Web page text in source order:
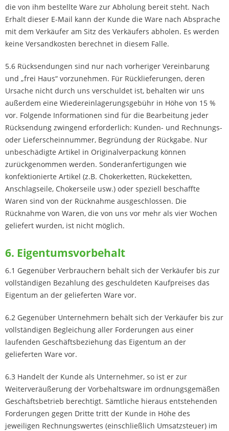
die von ihm bestellte Ware zur Abholung bereit steht. Nach
Erhalt dieser E-Mail kann der Kunde die Ware nach Absprache
mit dem Verkäufer am Sitz des Verkäufers abholen. Es werden
keine Versandkosten berechnet in diesem Falle.
5.6 Rücksendungen sind nur nach vorheriger Vereinbarung
und „frei Haus“ vorzunehmen. Für Rücklieferungen, deren
Ursache nicht durch uns verschuldet ist, behalten wir uns
außerdem eine Wiedereinlagerungsgebühr in Höhe von 15 %
vor. Folgende Informationen sind für die Bearbeitung jeder
Rücksendung zwingend erforderlich: Kunden- und Rechnungs-
oder Lieferscheinnummer, Begründung der Rückgabe. Nur
unbeschädigte Artikel in Originalverpackung können
zurückgenommen werden. Sonderanfertigungen wie
konfektionierte Artikel (z.B. Chokerketten, Rückeketten,
Anschlagseile, Chokerseile usw.) oder speziell beschaffte
Waren sind von der Rücknahme ausgeschlossen. Die
Rücknahme von Waren, die von uns vor mehr als vier Wochen
geliefert wurden, ist nicht möglich.
6. Eigentumsvorbehalt
6.1 Gegenüber Verbrauchern behält sich der Verkäufer bis zur
vollständigen Bezahlung des geschuldeten Kaufpreises das
Eigentum an der gelieferten Ware vor.
6.2 Gegenüber Unternehmern behält sich der Verkäufer bis zur
vollständigen Begleichung aller Forderungen aus einer
laufenden Geschäftsbeziehung das Eigentum an der
gelieferten Ware vor.
6.3 Handelt der Kunde als Unternehmer, so ist er zur
Weiterveräußerung der Vorbehaltsware im ordnungsgemäßen
Geschäftsbetrieb berechtigt. Sämtliche hieraus entstehenden
Forderungen gegen Dritte tritt der Kunde in Höhe des
jeweiligen Rechnungswertes (einschließlich Umsatzsteuer) im